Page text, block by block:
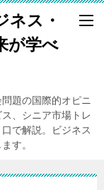
ネス・
が学べ
題の国際的オピニ
、シニア市場トレ
で解説。ビジネス
す。